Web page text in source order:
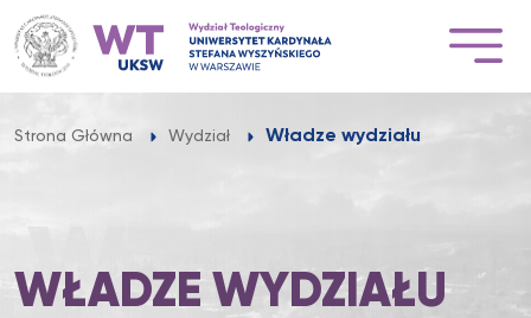
Przejdź
do
treści
Strona Główna Wydział Władze wydziału
WŁADZE WYDZIAŁU